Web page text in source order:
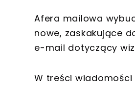
Afera mailowa
nowe, zaskakujące
e-mail dotyczący
W treści wiadomości